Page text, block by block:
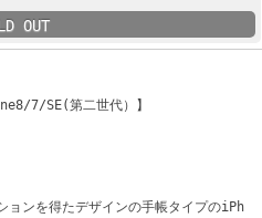
OUT
7/SE(第二世代）】
ョンを得たデザインの手帳タイプのiPh